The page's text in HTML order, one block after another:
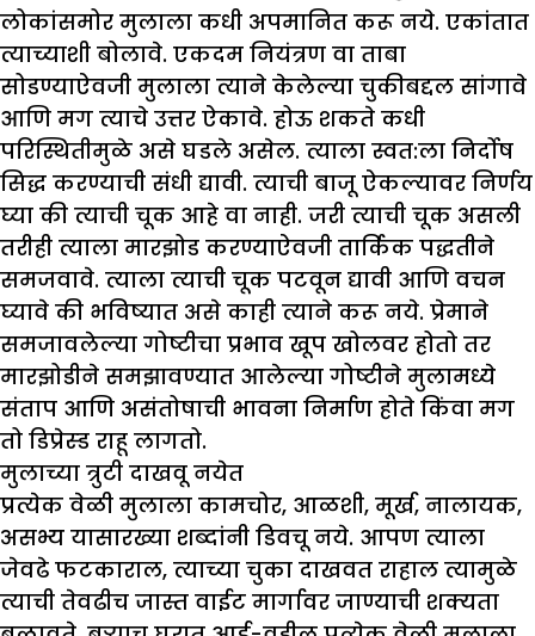
लोकांसमोर मुलाला कधी अपमानित करू नये. एकांतात
त्याच्याशी बोलावे. एकदम नियंत्रण वा ताबा
सोडण्याऐवजी मुलाला त्याने केलेल्या चुकीबद्दल सांगावे
आणि मग त्याचे उत्तर ऐकावे. होऊ शकते कधी
परिस्थितीमुळे असे घडले असेल. त्याला स्वत:ला निर्दोष
सिद्ध करण्याची संधी द्यावी. त्याची बाजू ऐकल्यावर निर्णय
घ्या की त्याची चूक आहे वा नाही. जरी त्याची चूक असली
तरीही त्याला मारझोड करण्याऐवजी तार्किक पद्धतीने
समजवावे. त्याला त्याची चूक पटवून द्यावी आणि वचन
घ्यावे की भविष्यात असे काही त्याने करू नये. प्रेमाने
समजावलेल्या गोष्टीचा प्रभाव खूप खोलवर होतो तर
मारझोडीने समझावण्यात आलेल्या गोष्टीने मुलामध्ये
संताप आणि असंतोषाची भावना निर्माण होते किंवा मग
तो डिप्रेस्ड राहू लागतो.
मुलाच्या त्रुटी दाखवू नयेत
प्रत्येक वेळी मुलाला कामचोर, आळशी, मूर्ख, नालायक,
असभ्य यासारख्या शब्दांनी डिवचू नये. आपण त्याला
जेवढे फटकाराल, त्याच्या चुका दाखवत राहाल त्यामुळे
त्याची तेवढीच जास्त वाईट मार्गावर जाण्याची शक्यता